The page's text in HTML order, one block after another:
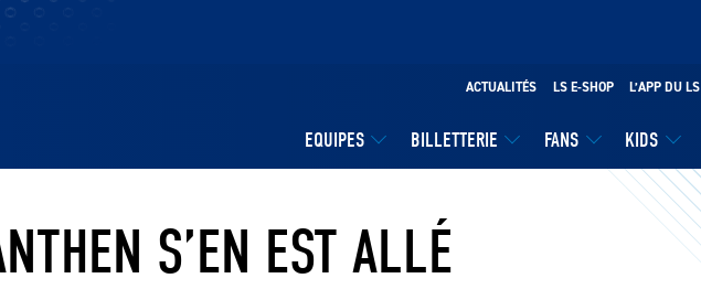
EQUIPES BILLETTERIE FANS KIDS
ACTUALITÉS LS E-SHOP L’APP DU LS
S’EN EST ALLÉ